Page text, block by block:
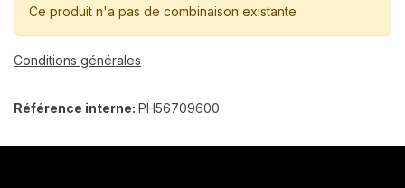
Ce produit n'a pas de combinaison existante
Conditions générales
Référence interne: PH56709600